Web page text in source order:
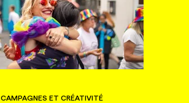
CAMPAGNES ET CRÉATIVITÉ